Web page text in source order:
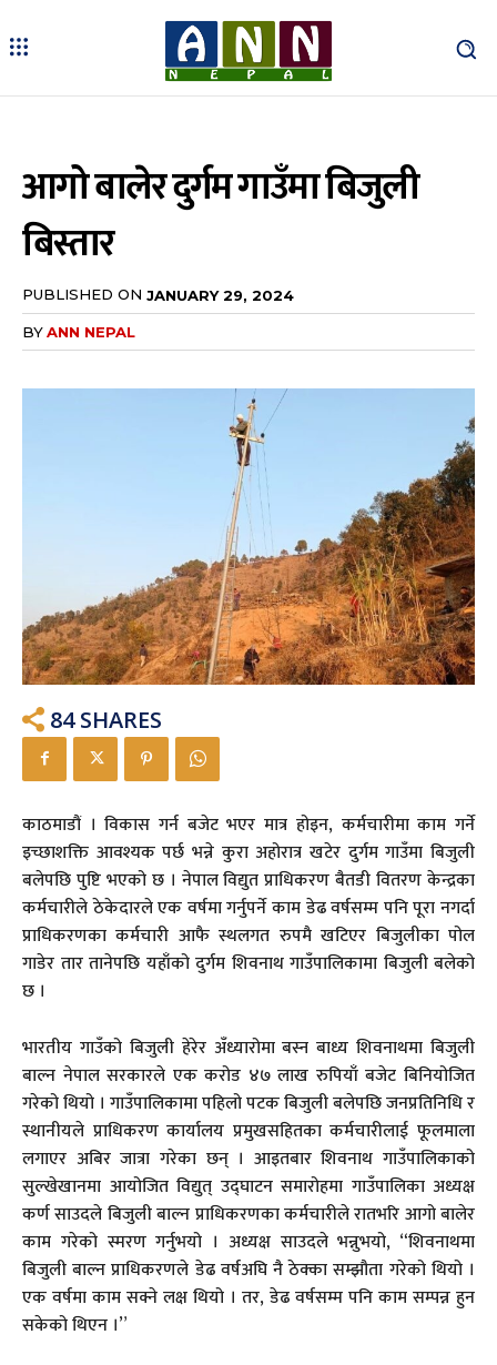
आगो बालेर दुर्गम गाउँमा बिजुली
बिस्तार
PUBLISHED ON JANUARY 29, 2024
BYANN NEPAL
84 SHARES
काठमाडौं । विकास गर्न बजेट भएर मात्र होइन, कर्मचारीमा काम गर्ने
इच्छाशक्ति आवश्यक पर्छ भन्ने कुरा अहोरात्र खटेर दुर्गम गाउँमा बिजुली
बलेपछि पुष्टि भएको छ । नेपाल विद्युत प्राधिकरण बैतडी वितरण केन्द्रका
कर्मचारीले ठेकेदारले एक वर्षमा गर्नुपर्ने काम डेढ वर्षसम्म पनि पूरा नगर्दा
प्राधिकरणका कर्मचारी आफै स्थलगत रुपमै खटिएर बिजुलीका पोल
गाडेर तार तानेपछि यहाँको दुर्गम शिवनाथ गाउँपालिकामा बिजुली बलेको
छ ।
भारतीय गाउँको बिजुली हेरेर अँध्यारोमा बस्न बाध्य शिवनाथमा बिजुली
बाल्न नेपाल सरकारले एक करोड ४७ लाख रुपियाँ बजेट बिनियोजित
गरेको थियो । गाउँपालिकामा पहिलो पटक बिजुली बलेपछि जनप्रतिनिधि र
स्थानीयले प्राधिकरण कार्यालय प्रमुखसहितका कर्मचारीलाई फूलमाला
लगाएर अबिर जात्रा गरेका छन् । आइतबार शिवनाथ गाउँपालिकाको
सुल्खेखानमा आयोजित विद्युत् उद्घाटन समारोहमा गाउँपालिका अध्यक्ष
कर्ण साउदले बिजुली बाल्न प्राधिकरणका कर्मचारीले रातभरि आगो बालेर
काम गरेको स्मरण गर्नुभयो । अध्यक्ष साउदले भन्नुभयो, “शिवनाथमा
बिजुली बाल्न प्राधिकरणले डेढ वर्षअघि नै ठेक्का सम्झौता गरेको थियो ।
एक वर्षमा काम सक्ने लक्ष थियो । तर, डेढ वर्षसम्म पनि काम सम्पन्न हुन
सकेको थिएन ।”